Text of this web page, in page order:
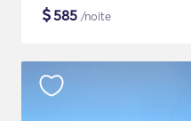
$585 /noite